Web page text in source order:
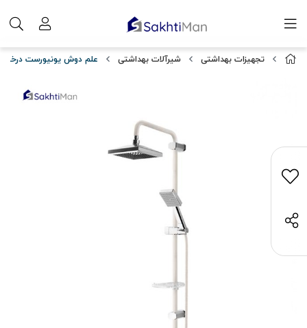
تجهیزات بهداشتی شیرآلات بهداشتی علم دوش یونیورست درخشان